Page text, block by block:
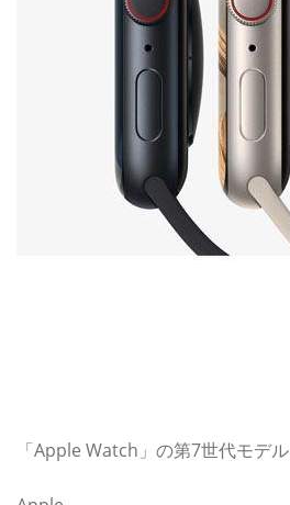
「Apple Watch」の第7世代モデル